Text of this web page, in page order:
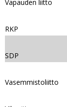
Vapauden liitto
RKP
SDP
Vasemmistoliitto